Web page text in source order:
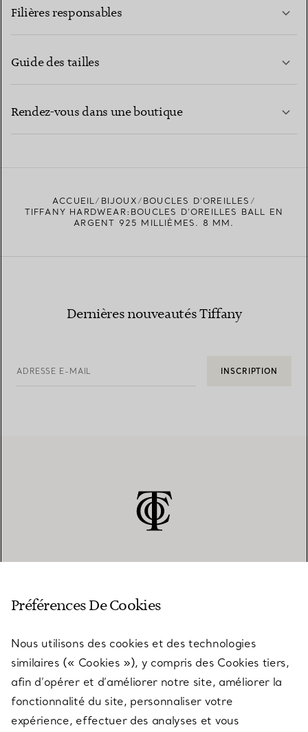
Filières responsables
Guide des tailles
Rendez-vous dans une boutique
TROUVEZ LA BOUTIQUE LA PLUS PROCHE
ACCUEIL BIJOUX
BOUCLES D’OREILLES
TIFFANY HARDWEAR:BOUCLES D’OREILLES BALL EN
ARGENT 925 MILLIÈMES. 8 MM.
Dernières nouveautés Tiffany
ADRESSE E-MAIL INSCRIPTION
SERVICES
À PROPOS
Préférences De Cookies
Nous utilisons des cookies et des technologies
similaires (« Cookies »), y compris des Cookies tiers,
afin d’opérer et d’améliorer notre site, améliorer la
fonctionnalité du site, personnaliser votre
expérience, effectuer des analyses et vous